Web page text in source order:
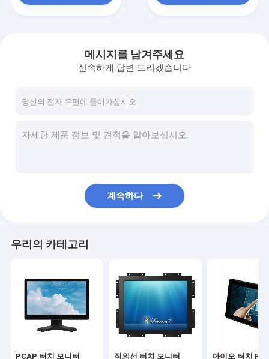
연락처
아이오 터치 PC
산업용 디스플레이 모니터
SAW 터치 모니터
메시지를 남겨주세요
신속하게 답변 드리겠습니다
계속하다
우리의 카테고리
PCAP 터치 모니터 적외선 터치 모니터 아이오 터치 PC